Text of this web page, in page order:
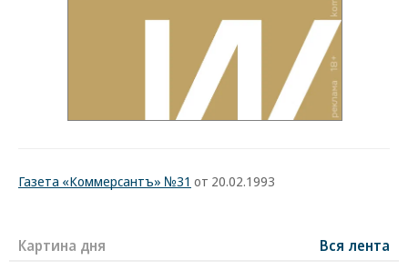
Газета «Коммерсантъ» №31 от 20.02.1993
Картина дня Вся лента